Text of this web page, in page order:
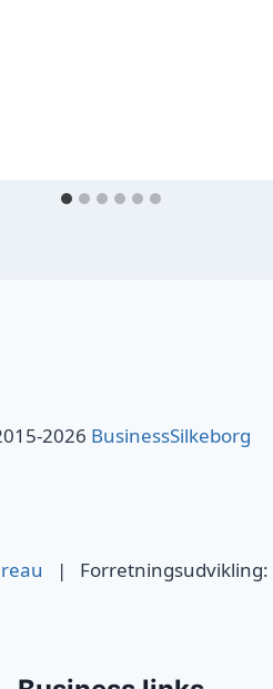
2026 BusinessSilkeborg
| Forretningsudvikling: